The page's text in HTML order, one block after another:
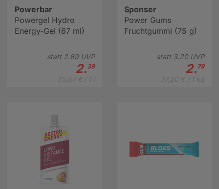
Powerbar
Powergel Hydro
Energy-Gel (67 ml)
statt 2.69UVP
2.39
Sponser
Power Gums
Fruchtgummi (75 g)
statt 3.20UVP
2.79